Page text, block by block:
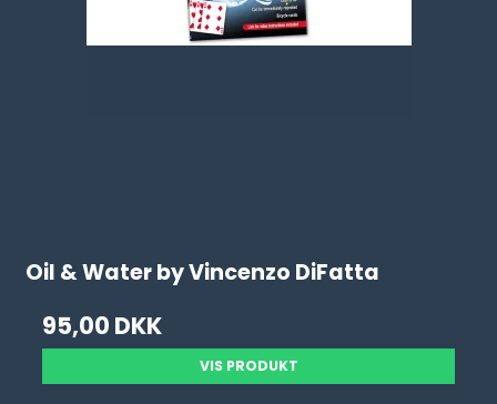
Oil & Water by Vincenzo DiFatta
95,00 DKK
VIS PRODUKT